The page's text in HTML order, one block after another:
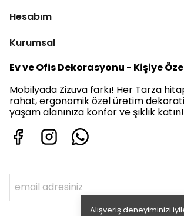
Alışveriş deneyiminizi
Hesabım
Kurumsal
Ev ve Ofis Dekorasyonu - Kişiye
Mobilyada Zizuva farkı! Her Tarza
rahat, ergonomik özel üretim
yaşam alanınıza konfor ve şıklık katın!